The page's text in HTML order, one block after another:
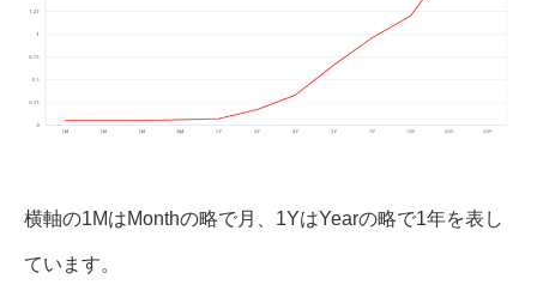
横軸の1MはMonthの略で月、1YはYearの略で1年を表し
ています。